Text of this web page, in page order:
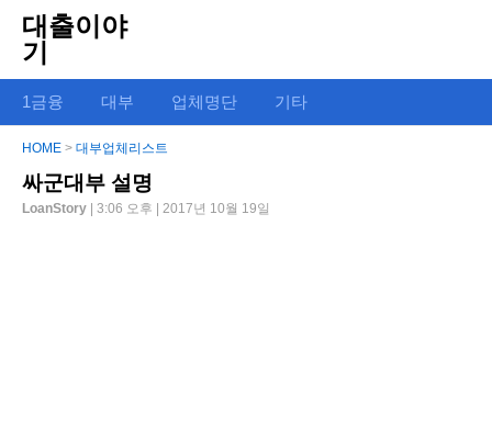
대출이야
기
1금융 대부 업체명단 기타
HOME > 대부업체리스트
싸군대부 설명
LoanStory | 3:06 오후 | 2017년 10월 19일